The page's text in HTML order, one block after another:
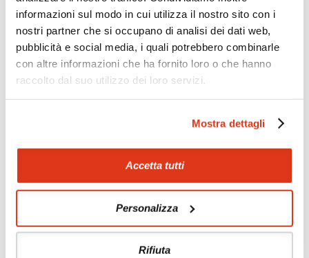
informazioni sul modo in cui utilizza il nostro sito con i
nostri partner che si occupano di analisi dei dati web,
pubblicità e social media, i quali potrebbero combinarle
con altre informazioni che ha fornito loro o che hanno
raccolto dal suo utilizzo dei loro servizi.
Mostra dettagli
Accetta tutti
Personalizza
Rifiuta
Offerte
Quotazioni di alcune proposte di viaggio, modificabili su
Mostraci le tue foto su Facebook
Condividi con gli altri viaggiatori le tue esperienze e scambia